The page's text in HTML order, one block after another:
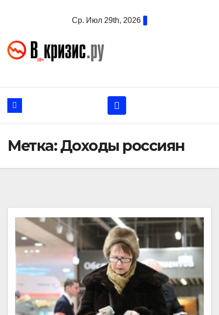
Ср. Июл 29th, 2026
Метка:Доходы россиян